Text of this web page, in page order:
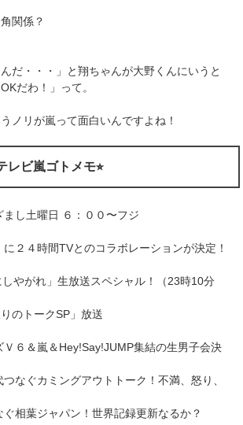
関係？
んだ・・・」と翔ちゃんが大野くんにいうと
だわ！」って。
ノリが嵐って面白いんですよね！
レビ嵐ゴトメモ⭐︎
し土曜日 ６：００〜フジ
２４時間TVとのコラボレーションが決定！
やがれ」生放送スペシャル！（23時10分
のトークSP」放送
Ｖ６＆嵐＆Hey!Say!JUMP集結の生男子会決
なぐカミングアウトトーク！不満、怒り、
ぐ相葉ジャパン！世界記録更新なるか？